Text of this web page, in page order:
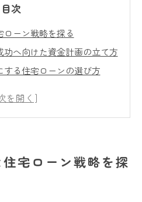
目次
ーン戦略を探る
功へ向けた資金計画の立て方
する住宅ローンの選び方
押さえたい資金調達術
宅ローン戦略を探